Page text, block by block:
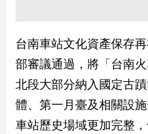
點
政
治
政
焦
台南車站文化資產保存
部審議通過，將「台南
北段大部分納入國定古
體、第一月臺及相關設
車站歷史場域更加完整